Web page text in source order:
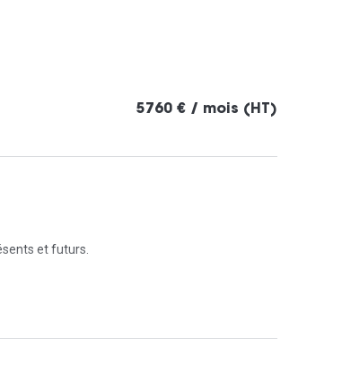
5760 € / mois (HT)
et futurs.
sans engagement vous accordent la